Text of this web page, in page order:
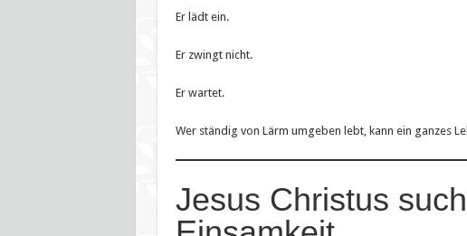
Er lädt ein.
Er zwingt nicht.
Er wartet.
Wer ständig von Lärm umgeben lebt, kann ein ganzes
Jesus Christus